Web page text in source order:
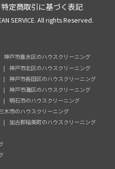
特定商取引に基づく表記
SERVICE. All rights Reserved.
神戸市垂水区のハウスクリーニング
神戸市北区のハウスクリーニング
神戸市長田区のハウスクリーニング
神戸市灘区のハウスクリーニング
明石市のハウスクリーニング
木市のハウスクリーニング
加古郡稲美町のハウスクリーニング